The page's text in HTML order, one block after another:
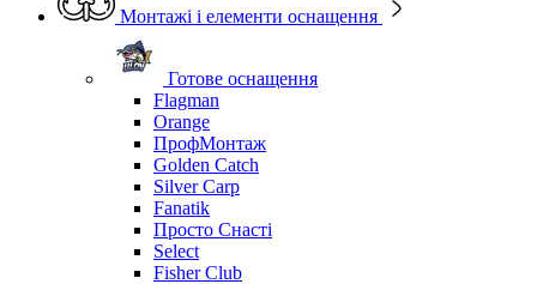
Монтажі і елементи оснащення
Готове оснащення
Flagman
Orange
ПрофМонтаж
Golden Catch
Silver Carp
Fanatik
Просто Снасті
Select
Fisher Club